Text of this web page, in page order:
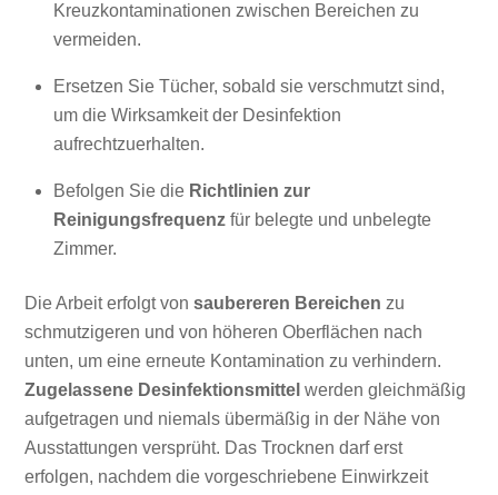
Kreuzkontaminationen zwischen Bereichen zu
vermeiden.
Ersetzen Sie Tücher, sobald sie verschmutzt sind,
um die Wirksamkeit der Desinfektion
aufrechtzuerhalten.
Befolgen Sie die Richtlinien zur
Reinigungsfrequenz für belegte und unbelegte
Zimmer.
Die Arbeit erfolgt vonsaubereren Bereichen zu
schmutzigeren und von höheren Oberflächen nach
unten, um eine erneute Kontamination zu verhindern.
Zugelassene Desinfektionsmittel werden gleichmäßig
aufgetragen und niemals übermäßig in der Nähe von
Ausstattungen versprüht. Das Trocknen darf erst
erfolgen, nachdem die vorgeschriebene Einwirkzeit